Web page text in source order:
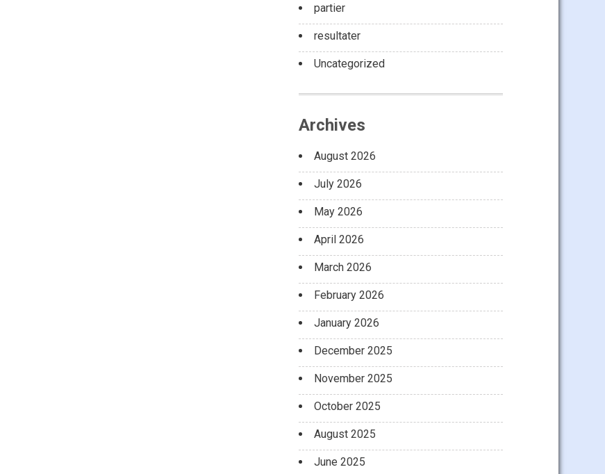
partier
resultater
Uncategorized
Archives
August 2026
July 2026
May 2026
April 2026
March 2026
February 2026
January 2026
December 2025
November 2025
October 2025
August 2025
June 2025